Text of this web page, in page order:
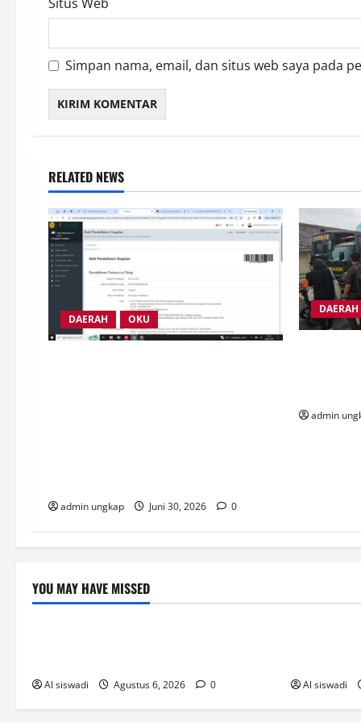
Simpan nama, email, dan situs web saya pada
RELATED NEWS
DAERAH OKU
admin ungkap Juni 30, 2026 0
DAERAH
admin
YOU MAY HAVE MISSED
Post
Al siswadi Agustus 6, 2026 0 Al siswadi